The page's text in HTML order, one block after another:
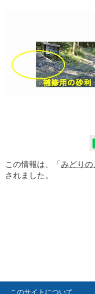
この情報は、「 みどりの
されました。
このサイトについて